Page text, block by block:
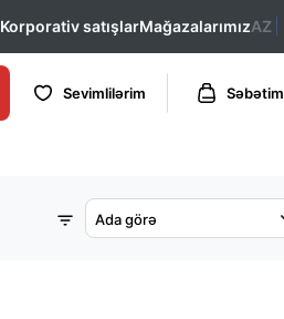
Korporativ satışlarMağazalarımızAZ
Sevimlilərim Səbətim
Ada görə